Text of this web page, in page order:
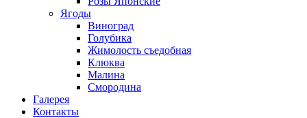
Ягоды
Виноград
Голубика
Жимолость съедобная
Клюква
Малина
Смородина
Галерея
Контакты